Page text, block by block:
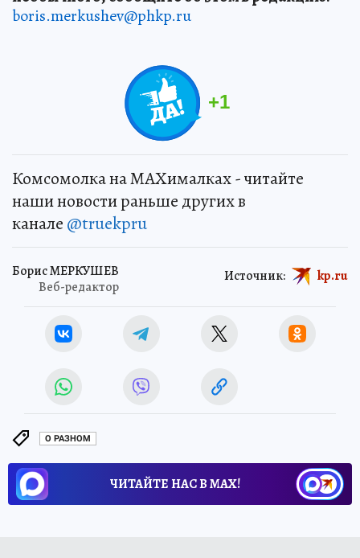
boris.merkushev@phkp.ru
+1
Комсомолка на MAXималках - читайте
наши новости раньше других в
канале @truekpru
Борис МЕРКУШЕВ
Веб-редактор
Источник: kp.ru
О РАЗНОМ
ЧИТАЙТЕ НАС В МАХ!